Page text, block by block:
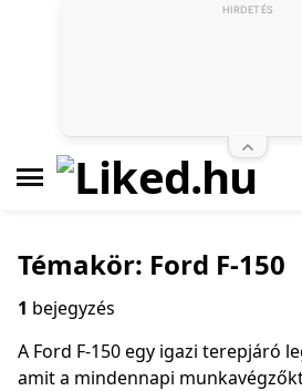
Témakör: Ford F-150
1 bejegyzés
A Ford F-150 egy igazi terepjáró
amit a mindennapi
HIRDETÉS